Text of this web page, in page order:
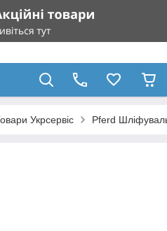
Укрсервіс Pferd